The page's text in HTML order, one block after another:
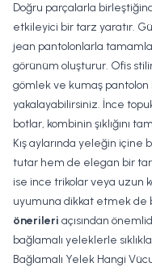
Doğru parçalarla
etkileyici bir tarz yaratır.
jean pantolonlarla
görünüm oluşturur. Ofis
gömlek ve kumaş pantolon
yakalayabilirsiniz. İnce
botlar, kombinin şıklığını
Kış aylarında yeleğin içine
tutar hem de elegan bir
ise ince trikolar veya uzun
uyumuna dikkat etmek de
önerileri açısından
bağlamalı yeleklerle
Bağlamalı Yelek Hangi